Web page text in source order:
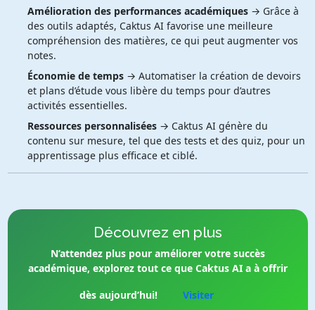
Amélioration des performances académiques→ Grâce à
des outils adaptés, Caktus AI favorise une meilleure
compréhension des matières, ce qui peut augmenter vos
notes.
Économie de temps→ Automatiser la création de devoirs
et plans d’étude vous libère du temps pour d’autres
activités essentielles.
Ressources personnalisées→ Caktus AI génère du
contenu sur mesure, tel que des tests et des quiz, pour un
apprentissage plus efficace et ciblé.
Découvrez en plus
N’attendez plus pour améliorer votre succès
académique, explorez tout ce que Caktus AI a à offrir
dès aujourd’hui!
Visiter